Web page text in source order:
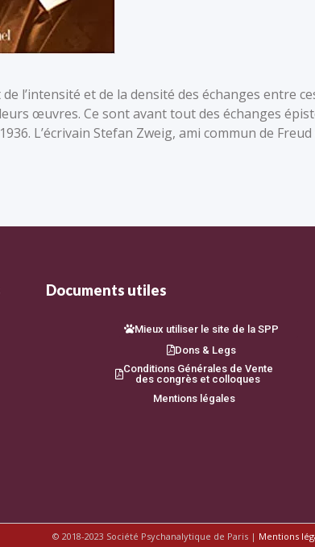
l’intensité et de la densité des échanges entre
œuvres. Ce sont avant tout des échanges
L’écrivain Stefan Zweig, ami commun de
Documents utiles
Mieux utiliser le site de la SPP
Dons & Legs
Conditions Générales de Vente
des congrès et colloques
Mentions légales
© 2018-2023 Société Psychanalytique de Paris | Mentions